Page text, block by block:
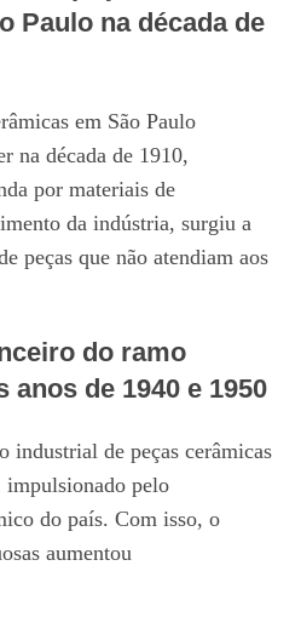
Paulo na década de
em São Paulo
na década de 1910,
por materiais de
da indústria, surgiu a
peças que não atendiam aos
do ramo
de 1940 e 1950
industrial de peças cerâmicas
impulsionado pelo
do país. Com isso, o
aumentou